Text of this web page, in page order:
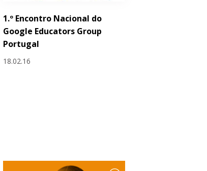
1.º Encontro Nacional do
Google Educators Group
Portugal
18.02.16